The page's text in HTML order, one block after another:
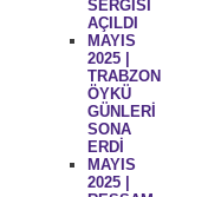
SERGİSİ
AÇILDI
MAYIS
2025 |
TRABZON
ÖYKÜ
GÜNLERİ
SONA
ERDİ
MAYIS
2025 |